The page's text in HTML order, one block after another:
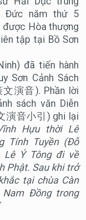
Đức năm thứ 5
được Hòa thượng
tập tại Bồ Sơn
đã tiến hành
Sơn Cảnh Sách
文演音). Phần lời
sách văn Diễn
演音小引) ghi lại
Hựu thời Lê
Tính Tuyền (Đỗ
Lê Ý Tông đi về
Phật. Sau khi trở
tại chùa Càn
Đồng trong